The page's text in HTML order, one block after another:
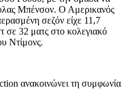
Μπένσον. Ο Αμερικανός
σεζόν είχε 11,7
σε 32 ματς στο κολεγιακό
Ντίμονς.
ανακοινώνει τη συμφωνία